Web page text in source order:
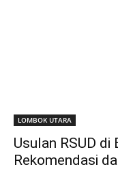
LOMBOK UTARA
Usulan RSUD di
Rekomendasi